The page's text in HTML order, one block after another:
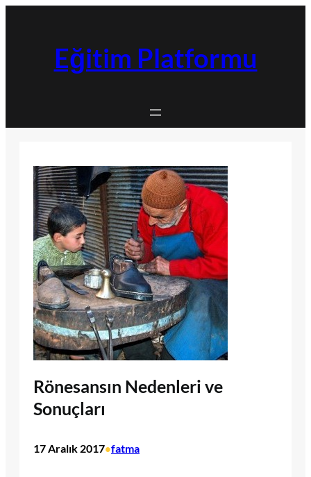
Eğitim Platformu
Rönesansın Nedenleri ve
Sonuçları
17 Aralık 2017•fatma